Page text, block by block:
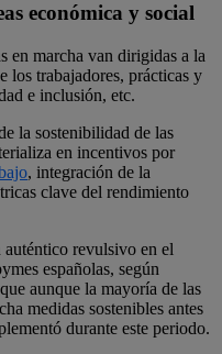
económica y social
en marcha van dirigidas a la
los trabajadores, prácticas y
e inclusión, etc.
la sostenibilidad de las
en incentivos por
, integración de la
clave del rendimiento
auténtico revulsivo en el
españolas, según
aunque la mayoría de las
medidas sostenibles antes
durante este periodo.